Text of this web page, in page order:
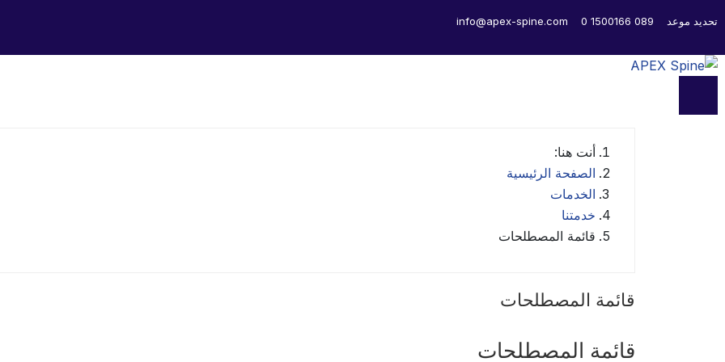
تحديد موعد 089 1500166 0
info@apex-spine.com
أنت هنا:
الصفحة الرئيسية
الخدمات
خدمتنا
قائمة المصطلحات
قائمة المصطلحات
قائمة المصطلحات